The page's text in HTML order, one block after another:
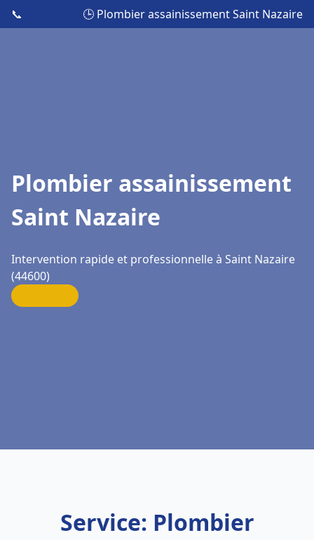
📞 🕒 Plombier assainissement Saint Nazaire
Plombier assainissement
Saint Nazaire
Intervention rapide et professionnelle à Saint Nazaire
(44600)
Service: Plombier